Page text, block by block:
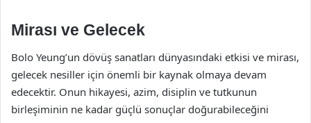
Mirası ve Gelecek
Bolo Yeung’un dövüş sanatları dünyasındaki etkisi ve mirası,
gelecek nesiller için önemli bir kaynak olmaya devam
edecektir. Onun hikayesi, azim, disiplin ve tutkunun
birleşiminin ne kadar güçlü sonuçlar doğurabileceğini